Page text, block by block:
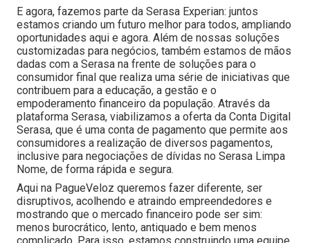
E agora, fazemos parte da Serasa Experian: juntos
estamos criando um futuro melhor para todos, ampliando
oportunidades aqui e agora. Além de nossas soluções
customizadas para negócios, também estamos de mãos
dadas com a Serasa na frente de soluções para o
consumidor final que realiza uma série de iniciativas que
contribuem para a educação, a gestão e o
empoderamento financeiro da população. Através da
plataforma Serasa, viabilizamos a oferta da Conta Digital
Serasa, que é uma conta de pagamento que permite aos
consumidores a realização de diversos pagamentos,
inclusive para negociações de dívidas no Serasa Limpa
Nome, de forma rápida e segura.
Aqui na PagueVeloz queremos fazer diferente, ser
disruptivos, acolhendo e atraindo empreendedores e
mostrando que o mercado financeiro pode ser sim:
menos burocrático, lento, antiquado e bem menos